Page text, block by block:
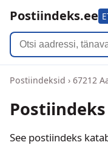
Postiindeks.ee
Postiindeksid › 67212
See postiindeks